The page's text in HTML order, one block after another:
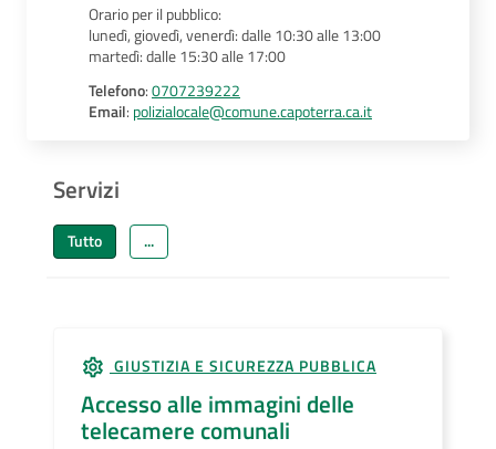
Orario per il pubblico:
lunedì, giovedì, venerdì: dalle 10:30 alle 13:00
martedì: dalle 15:30 alle 17:00
Telefono:0707239222
Email: polizialocale@comune.capoterra.ca.it
Servizi
Tutto ...
GIUSTIZIA E SICUREZZA PUBBLICA
Accesso alle immagini delle
telecamere comunali